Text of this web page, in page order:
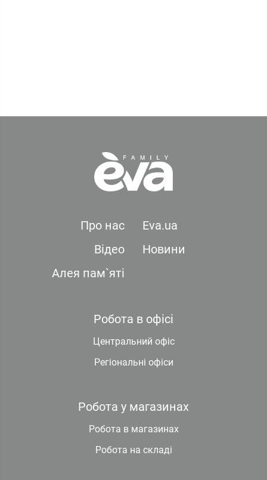
Про нас
Eva.ua
Відео
Новини
Алея пам`яті
Робота в офісі
Центральний офіс
Регіональні офіси
Робота у магазинах
Робота в магазинах
Робота на складі